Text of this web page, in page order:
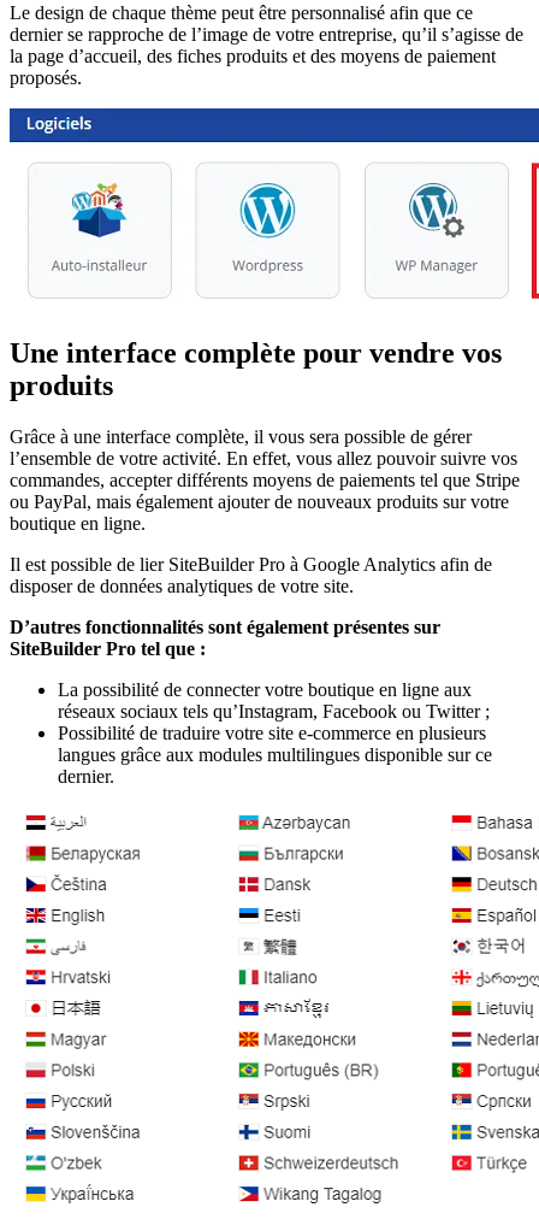
Le design de chaque thème peut être personnalisé afin que ce
dernier se rapproche de l’image de votre entreprise, qu’il s’agisse de
la page d’accueil, des fiches produits et des moyens de paiement
proposés.
Une interface complète pour vendre vos
produits
Grâce à une interface complète, il vous sera possible de gérer
l’ensemble de votre activité. En effet, vous allez pouvoir suivre vos
commandes, accepter différents moyens de paiements tel que Stripe
ou PayPal, mais également ajouter de nouveaux produits sur votre
boutique en ligne.
Il est possible de lier SiteBuilder Pro à Google Analytics afin de
disposer de données analytiques de votre site.
D’autres fonctionnalités sont également présentes sur
SiteBuilder Pro tel que :
La possibilité de connecter votre boutique en ligne aux
réseaux sociaux tels qu’Instagram, Facebook ou Twitter ;
Possibilité de traduire votre site e-commerce en plusieurs
langues grâce aux modules multilingues disponible sur ce
dernier.